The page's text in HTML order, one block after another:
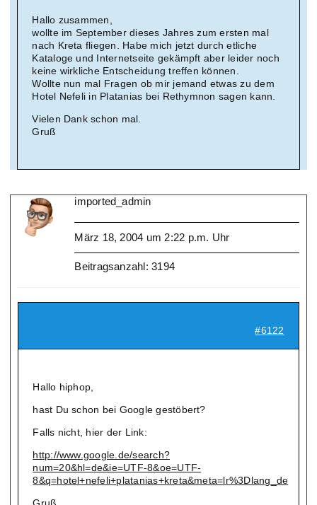
Hallo zusammen,
wollte im September dieses Jahres zum ersten mal
nach Kreta fliegen. Habe mich jetzt durch etliche
Kataloge und Internetseite gekämpft aber leider noch
keine wirkliche Entscheidung treffen können.
Wollte nun mal Fragen ob mir jemand etwas zu dem
Hotel Nefeli in Platanias bei Rethymnon sagen kann.
Vielen Dank schon mal.
Gruß
imported_admin
März 18, 2004 um 2:22 p.m. Uhr
Beitragsanzahl: 3194
#6122
Hallo hiphop,
hast Du schon bei Google gestöbert?
Falls nicht, hier der Link:
http://www.google.de/search?
num=20&hl=de&ie=UTF-8&oe=UTF-
8&q=hotel+nefeli+platanias+kreta&meta=lr%3Dlang_de